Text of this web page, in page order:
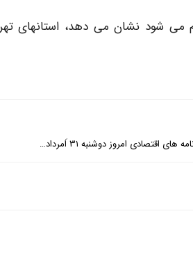
می شود نشان می دهد، استانهای
اقتصادی امروز دوشنبه ۳۱ اَمرداد…